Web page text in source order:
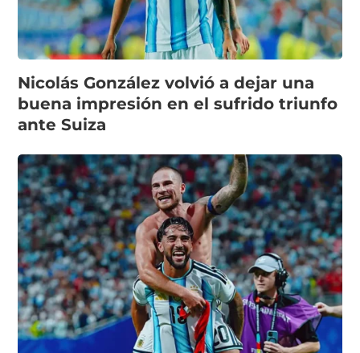
Nicolás González volvió a dejar una
buena impresión en el sufrido triunfo
ante Suiza